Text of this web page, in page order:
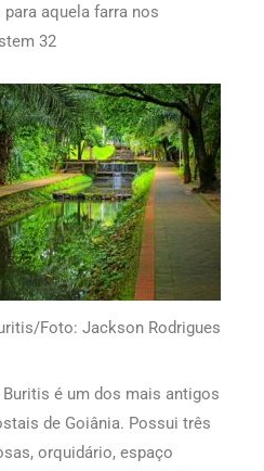
aquela farra nos
32
Foto: Jackson Rodrigues
é um dos mais antigos
de Goiânia. Possui três
orquidário, espaço